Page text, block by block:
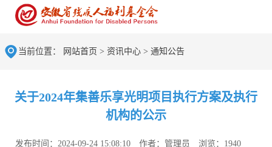
当前位置： 网站首页 > 资讯中心 > 通知公告
关于2024年集善乐享光明项目执行方案及执行
机构的公示
发布时间：2024-09-24 15:08:10 作者：管理员
浏览：1940